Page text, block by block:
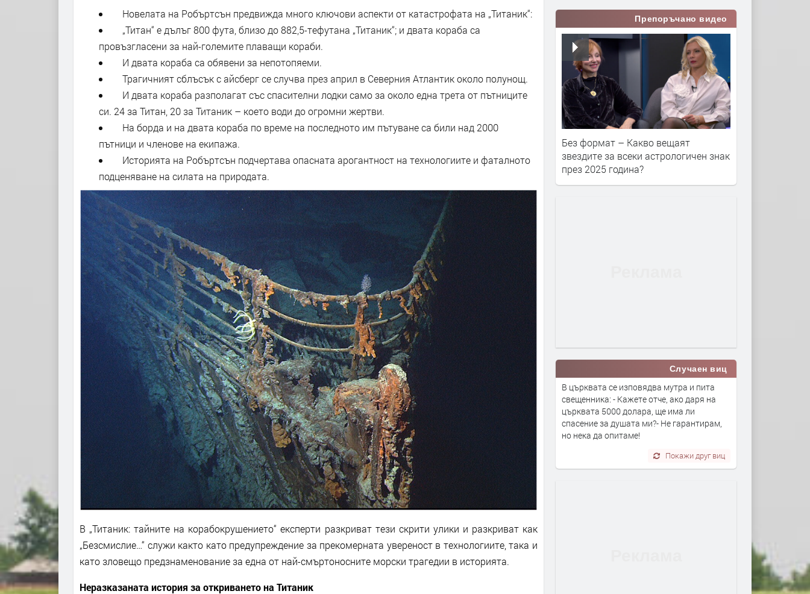
Новелата на Робъртсън предвижда много ключови аспекти от катастрофата на „Титаник“:
„Титан“ е дълъг 800 фута, близо до 882,5-тефутана „Титаник“; и двата кораба са
провъзгласени за най-големите плаващи кораби.
И двата кораба са обявени за непотопяеми.
Трагичният сблъсък с айсберг се случва през април в Северния Атлантик около полунощ.
И двата кораба разполагат със спасителни лодки само за около една трета от пътниците
си. 24 за Титан, 20 за Титаник – което води до огромни жертви.
На борда и на двата кораба по време на последното им пътуване са били над 2000
пътници и членове на екипажа.
Историята на Робъртсън подчертава опасната арогантност на технологиите и фаталното
подценяване на силата на природата.
В „Титаник: тайните на корабокрушението“ експерти разкриват тези скрити улики и разкриват как
„Безсмислие…“ служи както като предупреждение за прекомерната увереност в технологиите, така и
като зловещо предзнаменование за една от най-смъртоносните морски трагедии в историята.
Неразказаната история за откриването на Титаник
Препоръчано видео
Без формат – Какво вещаят
звездите за всеки астрологичен знак
през 2025 година?
Случаен виц
В църквата се изповядва мутра и пита
свещенника: - Кажете отче, ако даря на
църквата 5000 долара, ще има ли
спасение за душата ми?- Не гарантирам,
но нека да опитаме!
Покажи друг виц